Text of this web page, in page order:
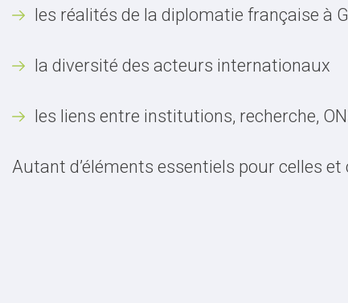
les réalités de la diplomatie française à
la diversité des acteurs internationaux
les liens entre institutions, recherche,
Autant d’éléments essentiels pour celles